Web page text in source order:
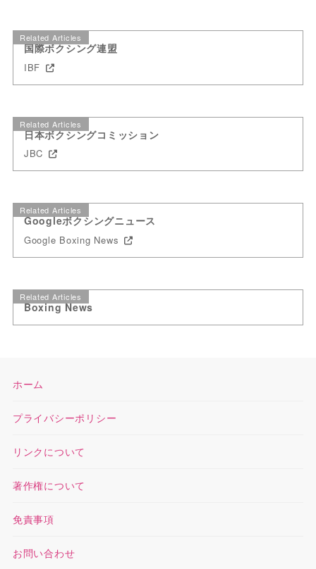
Related Articles
国際ボクシング連盟
IBF
Related Articles
日本ボクシングコミッション
JBC
Related Articles
Googleボクシングニュース
Google Boxing News
Related Articles
Boxing News
ホーム
プライバシーポリシー
リンクについて
著作権について
免責事項
お問い合わせ